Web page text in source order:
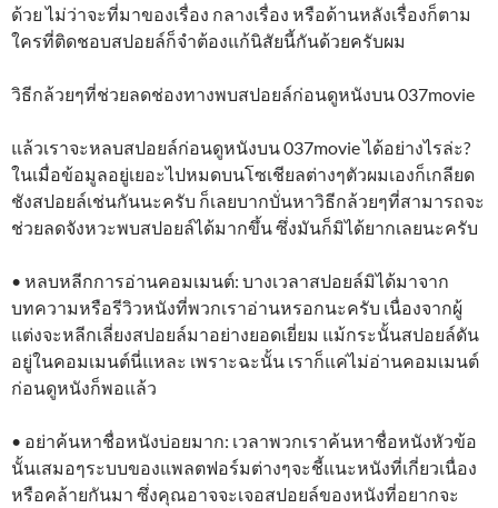
ด้วย ไม่ว่าจะที่มาของเรื่อง กลางเรื่อง หรือด้านหลังเรื่องก็ตาม
ใครที่ติดชอบสปอยล์ก็จำต้องแก้นิสัยนี้กันด้วยครับผม
วิธีกล้วยๆที่ช่วยลดช่องทางพบสปอยล์ก่อนดูหนังบน 037movie
แล้วเราจะหลบสปอยล์ก่อนดูหนังบน 037movie ได้อย่างไรล่ะ?
ในเมื่อข้อมูลอยู่เยอะไปหมดบนโซเชียลต่างๆตัวผมเองก็เกลียด
ชังสปอยล์เช่นกันนะครับ ก็เลยบากบั่นหาวิธีกล้วยๆที่สามารถจะ
ช่วยลดจังหวะพบสปอยล์ได้มากขึ้น ซึ่งมันก็มิได้ยากเลยนะครับ
• หลบหลีกการอ่านคอมเมนต์: บางเวลาสปอยล์มิได้มาจาก
บทความหรือรีวิวหนังที่พวกเราอ่านหรอกนะครับ เนื่องจากผู้
แต่งจะหลีกเลี่ยงสปอยล์มาอย่างยอดเยี่ยม แม้กระนั้นสปอยล์ดัน
อยู่ในคอมเมนต์นี่แหละ เพราะฉะนั้น เราก็แค่ไม่อ่านคอมเมนต์
ก่อนดูหนังก็พอแล้ว
• อย่าค้นหาชื่อหนังบ่อยมาก: เวลาพวกเราค้นหาชื่อหนังหัวข้อ
นั้นเสมอๆระบบของแพลตฟอร์มต่างๆจะชี้แนะหนังที่เกี่ยวเนื่อง
หรือคล้ายกันมา ซึ่งคุณอาจจะเจอสปอยล์ของหนังที่อยากจะ